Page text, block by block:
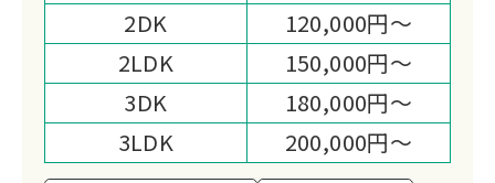
2DK
120,000円～
2LDK
150,000円～
3DK
180,000円～
3LDK
200,000円～